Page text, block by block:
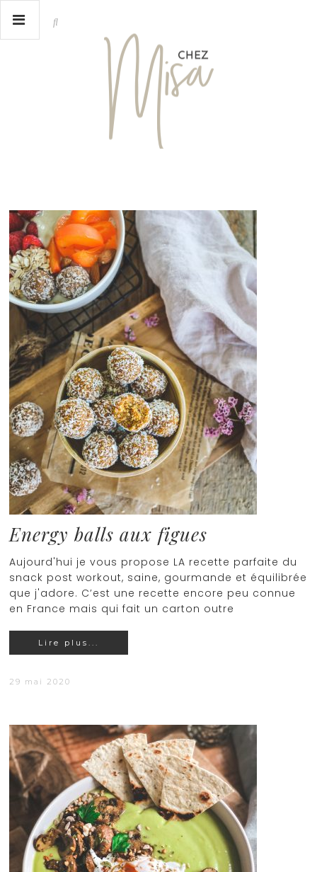
Energy balls aux figues
Aujourd'hui je vous propose LA recette parfaite du
snack post workout, saine, gourmande et équilibrée
que j'adore. C’est une recette encore peu connue
en France mais qui fait un carton outre
Lire plus...
29 mai 2020